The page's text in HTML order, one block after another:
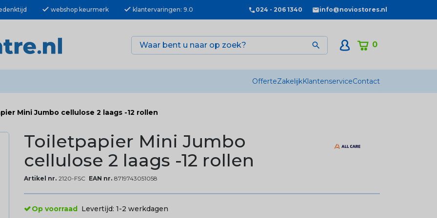
check webshop keurmerk check klantervaringen: 9.0 024 - 206 1340 info@noviostores.nl
0

OfferteZakelijkKlantenserviceContact
Mini Jumbo cellulose 2 laags -12 rollen
Toiletpapier Mini Jumbo
cellulose 2 laags -12 rollen
Artikel nr. 2120-FSC EAN nr. 8719743051058
Op voorraad Levertijd: 1-2 werkdagen